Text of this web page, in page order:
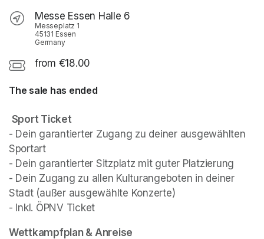
Messe Essen Halle 6
Messeplatz 1
45131 Essen
Germany
from €18.00
The sale has ended
Sport Ticket
- Dein garantierter Zugang zu deiner ausgewählten
Sportart
- Dein garantierter Sitzplatz mit guter Platzierung
- Dein Zugang zu allen Kulturangeboten in deiner
Stadt (außer ausgewählte Konzerte)
- Inkl. ÖPNV Ticket
(opens in a new tab)
(opens in a new tab)
Wettkampfplan & Anreise